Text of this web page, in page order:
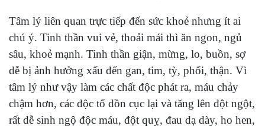
Tâm lý liên quan trực tiếp đến sức khoẻ nhưng ít ai
chú ý. Tinh thần vui vẻ, thoải mái thì ăn ngon, ngủ
sâu, khoẻ mạnh. Tinh thần giận, mừng, lo, buồn, sợ
dễ bị ảnh hưởng xấu đến gan, tim, tỳ, phổi, thận. Vì
tâm lý như vậy làm các chất độc phát ra, máu chảy
chậm hơn, các độc tố dồn cục lại và tăng lên đột ngột,
rất dễ sinh ngộ độc máu, đột quỵ, đau dạ dày, ho hen,